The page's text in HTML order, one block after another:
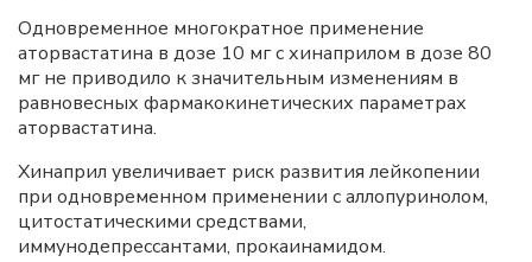
Одновременное многократное применение
аторвастатина в дозе 10 мг с хинаприлом в дозе 80
мг не приводило к значительным изменениям в
равновесных фармакокинетических параметрах
аторвастатина.
Хинаприл увеличивает риск развития лейкопении
при одновременном применении с аллопуринолом,
цитостатическими средствами,
иммунодепрессантами, прокаинамидом.